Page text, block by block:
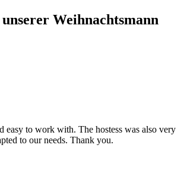
unserer Weihnachtsmann
easy to work with. The hostess was also very
to our needs. Thank you.